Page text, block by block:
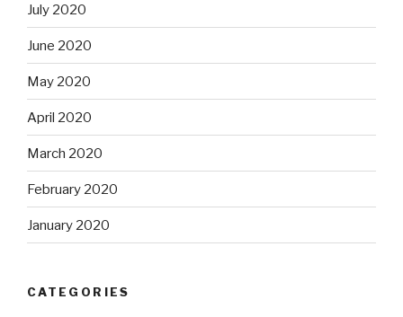
July 2020
June 2020
May 2020
April 2020
March 2020
February 2020
January 2020
CATEGORIES